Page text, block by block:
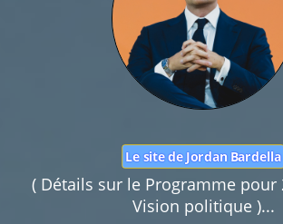
Le site de Jordan Bardella
( Détails sur le Programme pour
Vision politique )...